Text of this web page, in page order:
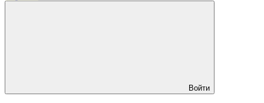
Войти